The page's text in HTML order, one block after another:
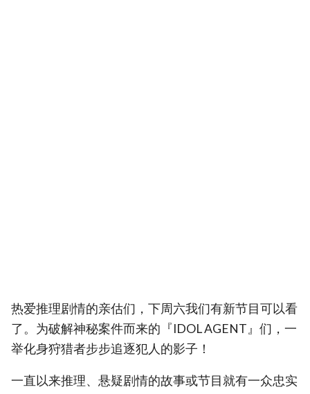
热爱推理剧情的亲估们，下周六我们有新节目可以看
了。为破解神秘案件而来的『IDOL AGENT』们，一
举化身狩猎者步步追逐犯人的影子！
一直以来推理、悬疑剧情的故事或节目就有一众忠实